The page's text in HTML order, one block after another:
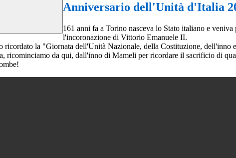
Anniversario dell'Unità d'Italia
161 anni fa a Torino nasceva lo Stato italiano e
l'incoronazione di Vittorio Emanuele II.
la "Giornata dell'Unità Nazionale, della Costituzione, dell'inno
da qui, dall'inno di Mameli per ricordare il sacrificio di